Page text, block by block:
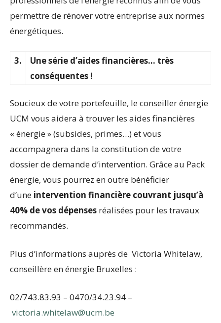
permettre de rénover votre entreprise aux normes
énergétiques.
3.
Une série d’aides financières… très
conséquentes !
Soucieux de votre portefeuille, le conseiller énergie
UCM vous aidera à trouver les aides financières
« énergie » (subsides, primes…) et vous
accompagnera dans la constitution de votre
dossier de demande d’intervention. Grâce au Pack
énergie, vous pourrez en outre bénéficier
d’une intervention financière couvrant jusqu’à
40% de vos dépenses réalisées pour les travaux
recommandés.
Plus d’informations auprès de Victoria Whitelaw,
conseillère en énergie Bruxelles :
02/743.83.93 – 0470/34.23.94 –
victoria.whitelaw@ucm.be